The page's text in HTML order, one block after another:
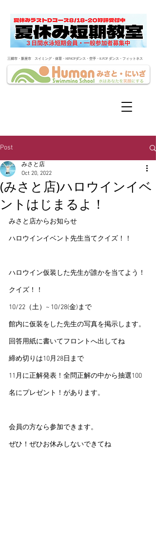
​三郷市・新座市 スイミング・体育・HIPHOPダンス・空手・K-POP ダンス・フィットネス
Post
(みさと店)ハロウインイベ
ントはじまるよ！
みさと店
Oct 20, 2022
みさと店からお知らせ
ハロウインイベント先生当てクイズ！！
ハロウイン仮装した先生が誰かを当てよう！
クイズ！！
10/22（土）~ 10/28(金)まで
館内に仮装をした先生の写真を掲示します。
回答用紙に書いてフロントへ出してね
締め切りは10月28日まで
11月に正解発表！全問正解の中から抽選100
名にプレゼント！があります。
会員の方なら参加できます。
ぜひ！ぜひお休みしないできてね